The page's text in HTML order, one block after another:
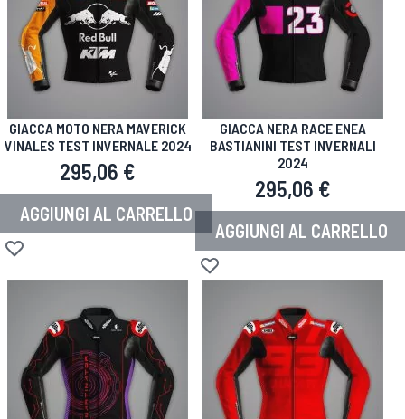
GIACCA MOTO NERA MAVERICK
VINALES TEST INVERNALE 2024
295,06 €
AGGIUNGI AL CARRELLO
Aggiungi alla lista desideri
GIACCA NERA RACE ENEA
BASTIANINI TEST INVERNALI
2024
295,06 €
AGGIUNGI AL CARRELLO
Aggiungi alla lista desideri